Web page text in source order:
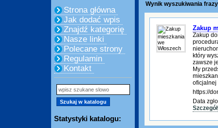
Strona główna
Jak dodać wpis
Znajdź kategorię
Nasze linki
Polecane strony
Regulamin
Kontakt
Statystyki katalogu:
Wynik wyszukiwania
Zakup
Zakup
który
zawsze
My
oficjalnej
https://
Data